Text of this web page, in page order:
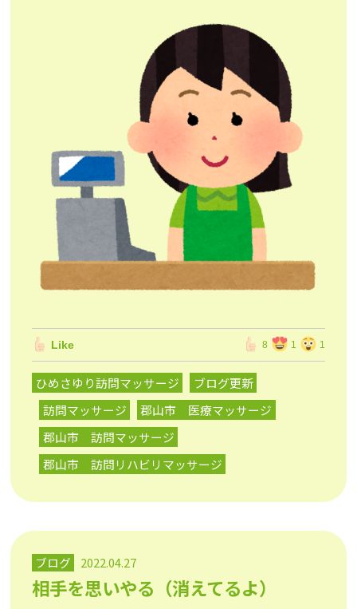
Like 8 1 1
ひめさゆり訪問マッサージ
ブログ更新
訪問マッサージ
郡山市 医療マッサージ
郡山市 訪問マッサージ
郡山市 訪問リハビリマッサージ
ブログ 2022.04.27
相手を思いやる（消えてるよ）